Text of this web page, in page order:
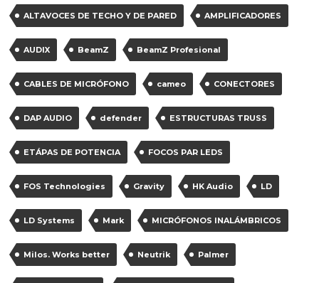
ALTAVOCES DE TECHO Y DE PARED AMPLIFICADORES
AUDIX BeamZ BeamZ Profesional
CABLES DE MICRÓFONO cameo CONECTORES
DAP AUDIO defender ESTRUCTURAS TRUSS
ETÁPAS DE POTENCIA FOCOS PAR LEDS
FOS Technologies Gravity HK Audio LD
LD Systems Mark MICRÓFONOS INALÁMBRICOS
Milos. Works better Neutrik Palmer